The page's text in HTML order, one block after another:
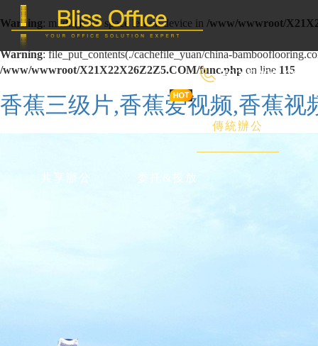
Warning: mkdir(): No space left on device in /www/wwwroot/
Warning: file_put_contents(./cachefile_yuan/china-
/www/wwwroot/X21X22X26Z2Z5.COM/func.php on line 115
香蕉三级片,香蕉爱视频,香蕉视
400-8090-660
傳統辦公
共享辦公 委托&投放